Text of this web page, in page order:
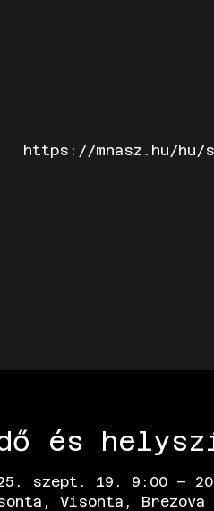
https://mnasz.hu/hu/
és
szept. 19. 9:00 –
Visonta, Brezova